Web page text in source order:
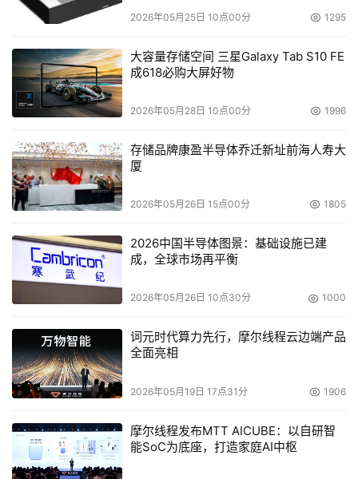
能”。
Forrester的Reichman说戴尔之所以保持同EMC的关系是因
为戴尔从它所销售的EMC产品中获得了大量的收入。戴尔
的长期存储战略可能会围绕它的EqualLogic产品系列，但
是它并不急于改变它同EMC的合作伙伴关系。
“戴尔肯定将继续加强EqualLogic产品线，它肯定是戴尔存
储远景的主要关注点”，Reichman说，“同时销售这两个产
品线（EMC和EqualLogic）的唯一缺点就是他们需要在
息时候可能会出现的冲突”。
Reichman总结道随着EqualLogic产品线用户群的扩大，戴
尔将必须把该产品宣传成一个比“传统存储产品”——比如
EMC的Clariion——更简便，更易于使用，具备更高效费比
的产品。Reichman说：“戴尔现时可能将继续同时经营这两
个产品线，但是随着时间流逝，天平将倾向EqualLogic产
品线”。
本文来源于DOIT传媒，文章内容仅供参考，不构成投资建议。
2026年05月25日 10点00分 1295
大容量存储空间 三星Galaxy Tab S10 FE
成618必购大屏好物
2026年05月28日 10点00分 1996
存储品牌康盈半导体乔迁新址前海人寿大
厦
2026年05月26日 15点00分 1805
2026中国半导体图景：基础设施已建
成，全球市场再平衡
2026年05月26日 10点30分 1000
词元时代算力先行，摩尔线程云边端产品
全面亮相
2026年05月19日 17点31分 1906
摩尔线程发布MTT AICUBE：以自研智
能SoC为底座，打造家庭AI中枢